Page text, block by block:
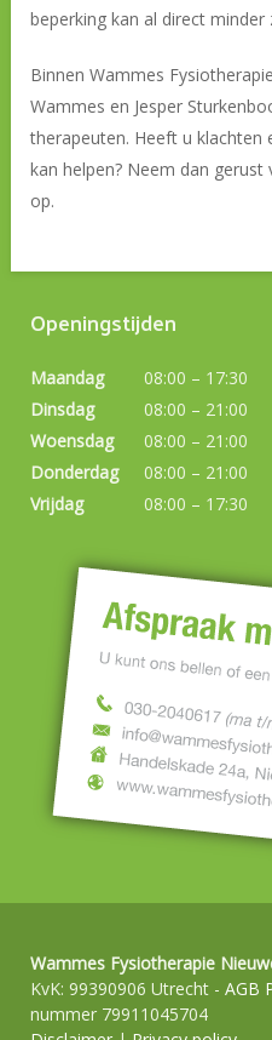
beperking kan al direct minder
Binnen Wammes
Wammes en Jesper
therapeuten. Heeft u klachten
kan helpen? Neem dan gerust
op.
Openingstijden
Maandag
08:00 – 17:30
Dinsdag
08:00 – 21:00
Woensdag
08:00 – 21:00
Donderdag
08:00 – 21:00
Vrijdag
08:00 – 17:30
Wammes Fysiotherapie
KvK: 99390906 Utrecht - AGB
nummer 79911045704